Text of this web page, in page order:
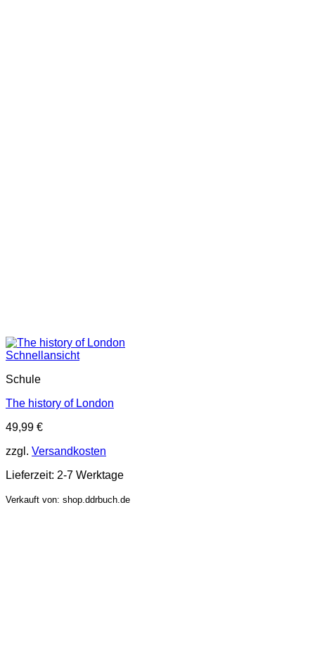
Schnellansicht
Schule
The history of London
49,99 €
zzgl. Versandkosten
Lieferzeit: 2-7 Werktage
Verkauft von: shop.ddrbuch.de